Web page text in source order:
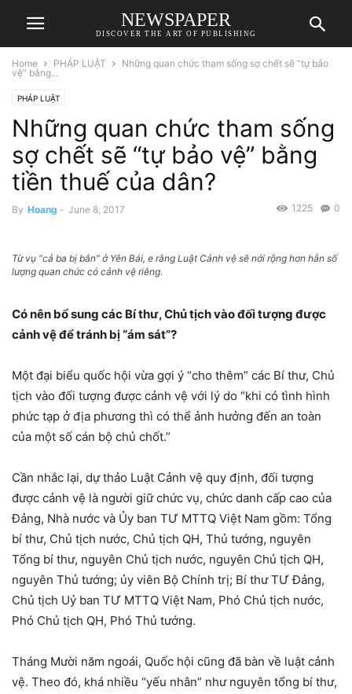
NEWSPAPER
DISCOVER THE ART OF PUBLISHING
Home PHÁP LUẬT
Những quan chức tham sống sợ chết sẽ “tự bảo
vệ” bằng...
PHÁP LUẬT
Những quan chức tham sống
sợ chết sẽ “tự bảo vệ” bằng
tiền thuế của dân?
By Hoang - June 8, 2017 0
1225
Từ vụ "cả ba bị bắn" ở Yên Bái, e rằng Luật Cảnh vệ sẽ nới rộng hơn hẳn số
lượng quan chức có cảnh vệ riêng.
Có nên bổ sung các Bí thư, Chủ tịch vào đối tượng được
cảnh vệ để tránh bị “ám sát”?
Một đại biểu quốc hội vừa gợi ý “cho thêm” các Bí thư, Chủ
tịch vào đối tượng được cảnh vệ với lý do “khi có tình hình
phức tạp ở địa phương thì có thể ảnh hưởng đến an toàn
của một số cán bộ chủ chốt.”
Cần nhắc lại, dự thảo Luật Cảnh vệ quy định, đối tượng
được cảnh vệ là người giữ chức vụ, chức danh cấp cao của
Đảng, Nhà nước và Ủy ban TƯ MTTQ Việt Nam gồm: Tổng
bí thư, Chủ tịch nước, Chủ tịch QH, Thủ tướng, nguyên
Tổng bí thư, nguyên Chủ tịch nước, nguyên Chủ tịch QH,
nguyên Thủ tướng; ủy viên Bộ Chính trị; Bí thư TƯ Đảng,
Chủ tịch Uỷ ban TƯ MTTQ Việt Nam, Phó Chủ tịch nước,
Phó Chủ tịch QH, Phó Thủ tướng.
Tháng Mười năm ngoái, Quốc hội cũng đã bàn về luật cảnh
vệ. Theo đó, khá nhiều “yếu nhân” như nguyên tổng bí thư,